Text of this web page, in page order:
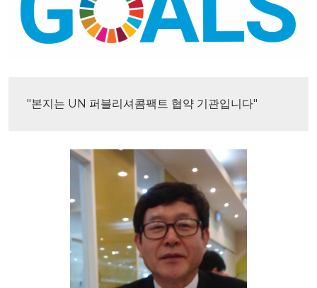
"본지는 UN 퍼블리셔콤팩트 협약 기관입니다"